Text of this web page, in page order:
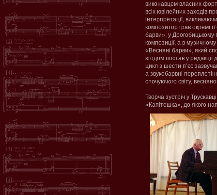
виконавцем власних
всіх ювілейних заходів
інтерпретації,
композитор грав окремі
барви», у Дрогобицькому
композиції, а в
«Весняні барви», який
згодом постав у
цикл з шести п’єс
а звукобарвні
оточуючого світу,
Творча зустріч у
«Капітошка», до якого